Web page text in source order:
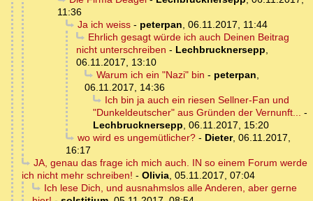
11:36
Ja ich weiss- peterpan, 06.11.2017, 11:44
Ehrlich gesagt würde ich auch Deinen Beitrag
nicht unterschreiben - Lechbrucknersepp,
06.11.2017, 13:10
Warum ich ein "Nazi" bin - peterpan,
06.11.2017, 14:36
Ich bin ja auch ein riesen Sellner-Fan und
"Dunkeldeutscher" aus Gründen der Vernunft... -
Lechbrucknersepp, 06.11.2017, 15:20
wo wird es ungemütlicher?- Dieter, 06.11.2017,
16:17
JA, genau das frage ich mich auch. IN so einem Forum werde
ich nicht mehr schreiben! - Olivia, 05.11.2017, 07:04
Ich lese Dich, und ausnahmslos alle Anderen, aber gerne